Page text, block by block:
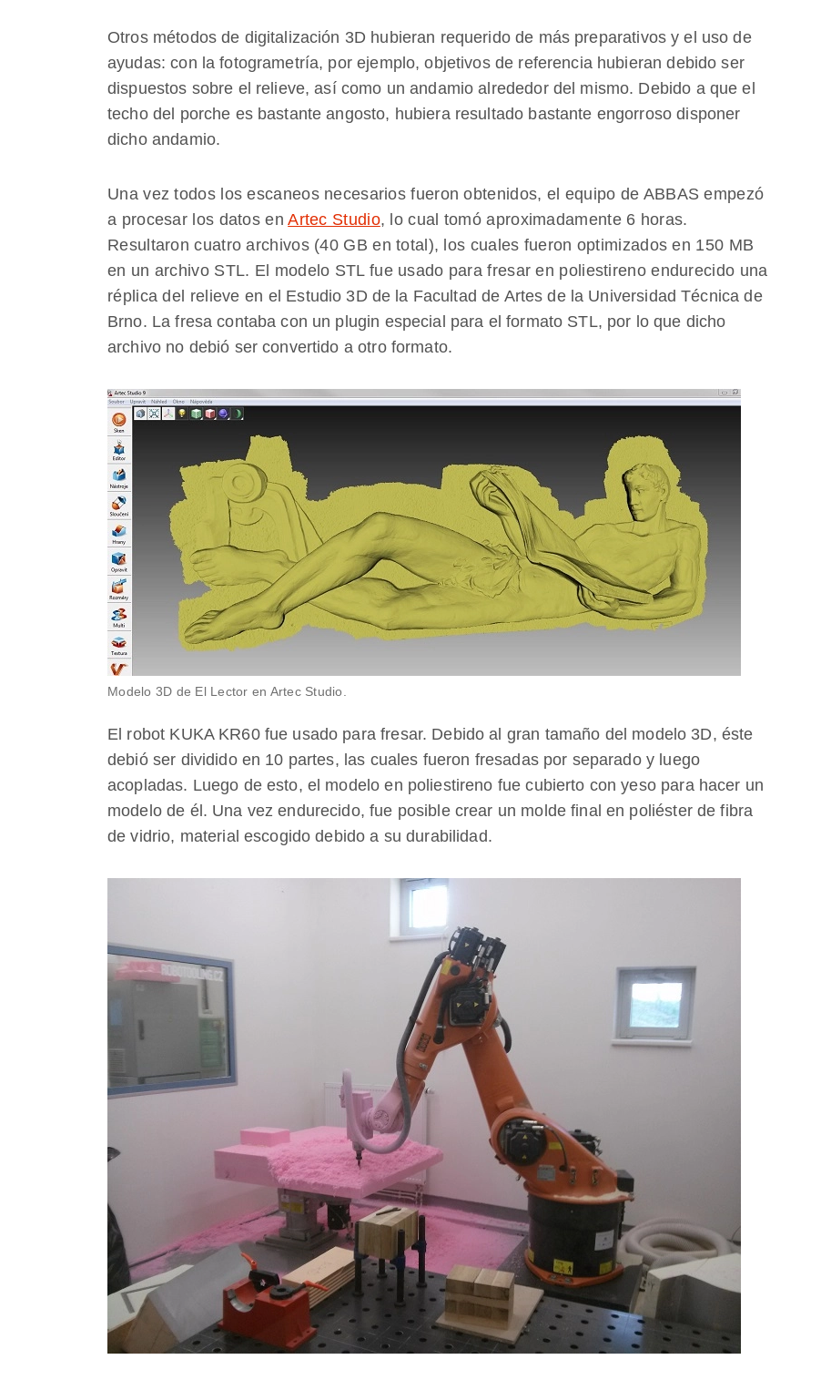
Otros métodos de digitalización 3D hubieran requerido de más preparativos y el uso de
ayudas: con la fotogrametría, por ejemplo, objetivos de referencia hubieran debido ser
dispuestos sobre el relieve, así como un andamio alrededor del mismo. Debido a que el
techo del porche es bastante angosto, hubiera resultado bastante engorroso disponer
dicho andamio.
Una vez todos los escaneos necesarios fueron obtenidos, el equipo de ABBAS empezó
a procesar los datos enArtec Studio, lo cual tomó aproximadamente 6 horas.
Resultaron cuatro archivos (40 GB en total), los cuales fueron optimizados en 150 MB
en un archivo STL. El modelo STL fue usado para fresar en poliestireno endurecido una
réplica del relieve en el Estudio 3D de la Facultad de Artes de la Universidad Técnica de
Brno. La fresa contaba con un plugin especial para el formato STL, por lo que dicho
archivo no debió ser convertido a otro formato.
Modelo 3D de El Lector en Artec Studio.
El robot KUKA KR60 fue usado para fresar. Debido al gran tamaño del modelo 3D, éste
debió ser dividido en 10 partes, las cuales fueron fresadas por separado y luego
acopladas. Luego de esto, el modelo en poliestireno fue cubierto con yeso para hacer un
modelo de él. Una vez endurecido, fue posible crear un molde final en poliéster de fibra
de vidrio, material escogido debido a su durabilidad.